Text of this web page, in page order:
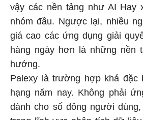
vậy các nền tảng như AI Hay
nhóm đầu. Ngược lại, nhiều
giá cao các ứng dụng giải
hàng ngày hơn là những nền
hướng.
Palexy là trường hợp khá đặc
hạng năm nay. Không phải
dành cho số đông người